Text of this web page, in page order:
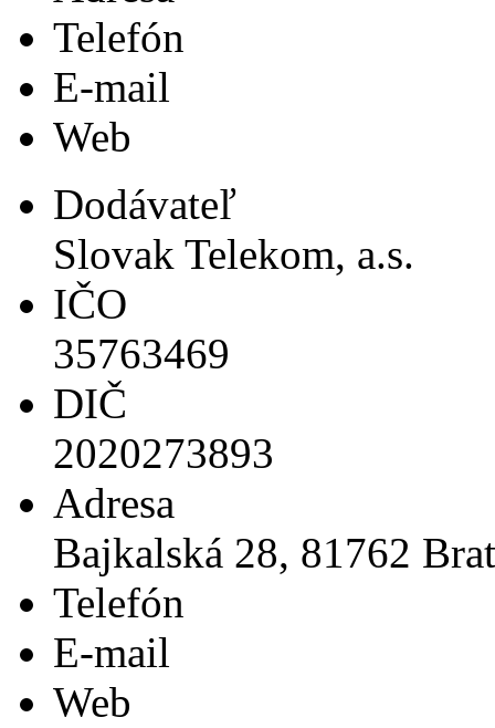
Telefón
E-mail
Web
Dodávateľ
Slovak Telekom, a.s.
IČO
35763469
DIČ
2020273893
Adresa
Bajkalská 28, 81762
Telefón
E-mail
Web